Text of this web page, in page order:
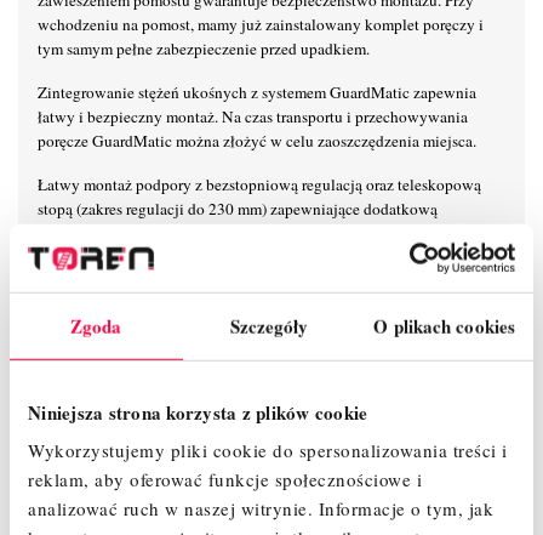
Zgoda Szczegóły O plikach cookies
Niniejsza strona korzysta z plików cookie
Wykorzystujemy pliki cookie do spersonalizowania treści i
reklam, aby oferować funkcje społecznościowe i
analizować ruch w naszej witrynie. Informacje o tym, jak
wchodzeniu na pomost, mamy już zainstalowany komplet poręczy i
tym samym pełne zabezpieczenie przed upadkiem.
Zintegrowanie stężeń ukośnych z systemem GuardMatic zapewnia
łatwy i bezpieczny montaż. Na czas transportu i przechowywania
poręcze GuardMatic można złożyć w celu zaoszczędzenia miejsca.
Łatwy montaż podpory z bezstopniową regulacją oraz teleskopową
stopą (zakres regulacji do 230 mm) zapewniające dodatkową
Mocowanie poręczy 6-punktowe zapewnia maksymalną stabilność na
wysokości.
Unikalny, samoblokujący system połączeń zaciskowych KRAUSE
umożliwia łatwy, szybki i bezpieczny montaż i demontaż.
Nowoczesny i innowacyjny kształt stężeń ukośnych zapewnia
Maksymalna odległość pomiędzy kolejnymi pomostami wynosi 2 m
zapewniając przy tym szybki i beznarzędziowy montaż.